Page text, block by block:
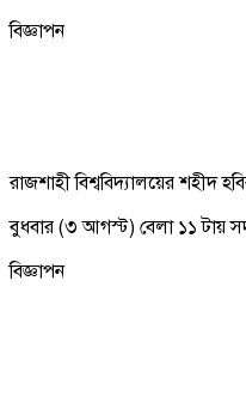
বিজ্ঞাপন
রাজশাহী বিশ্ববিদ্যালয়ের শহীদ
বুধবার (৩ আগস্ট) বেলা ১১ টায়
বিজ্ঞাপন